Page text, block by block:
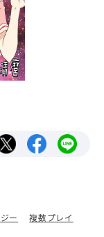
ー
複数プレイ